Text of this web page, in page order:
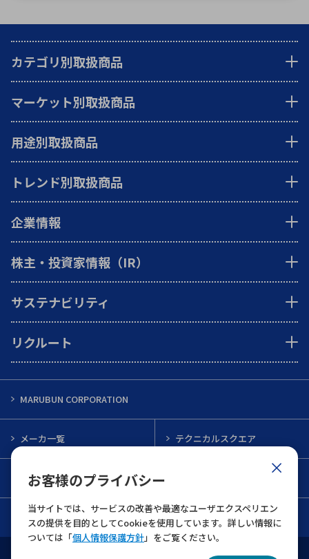
お客様のプライバシー
当サイトでは、サービスの改善や最適なユーザエクスペリエン
スの提供を目的としてCookieを使用しています。詳しい情報に
ついては「個人情報保護方針」をご覧ください。
カテゴリ別取扱商品
マーケット別取扱商品
用途別取扱商品
トレンド別取扱商品
企業情報
株主・投資家情報（IR）
サステナビリティ
リクルート
MARUBUN CORPORATION
メーカ一覧 テクニカルスクエア
インフォメーション
お問い合わせ